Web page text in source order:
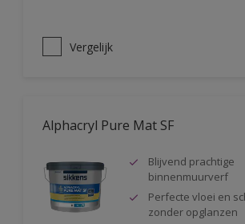
Vergelijk
Alphacryl Pure Mat SF
Blijvend prachtige
binnenmuurverf
Perfecte vloei en
zonder opglanzen